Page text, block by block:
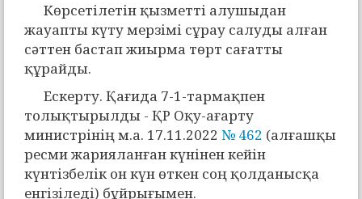
Көрсетілетін қызметті алушыдан
жауапты күту мерзімі сұрау салуды алған
сәттен бастап жиырма төрт сағатты
құрайды.
Ескерту. Қағида 7-1-тармақпен
толықтырылды - ҚР Оқу-ағарту
министрінің м.а. 17.11.2022 № 462 (алғашқы
ресми жарияланған күнінен кейін
күнтізбелік он күн өткен соң қолданысқа
енгізіледі) бұйрығымен.